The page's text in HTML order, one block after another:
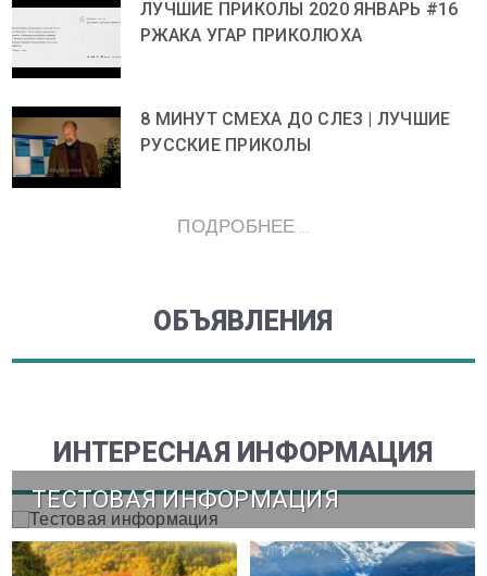
ЛУЧШИЕ ПРИКОЛЫ 2020 ЯНВАРЬ #16
РЖАКА УГАР ПРИКОЛЮХА
8 МИНУТ СМЕХА ДО СЛЕЗ | ЛУЧШИЕ
РУССКИЕ ПРИКОЛЫ
ПОДРОБНЕЕ ...
ОБЪЯВЛЕНИЯ
ИНТЕРЕСНАЯ ИНФОРМАЦИЯ
ТЕСТОВАЯ ИНФОРМАЦИЯ